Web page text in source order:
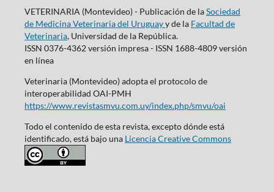
VETERINARIA (Montevideo) - Publicación de laSociedad
de Medicina Veterinaria del Uruguayy de la Facultad de
Veterinaria, Universidad de la República.
ISSN 0376-4362 versión impresa - ISSN 1688-4809 versión
en línea
Veterinaria (Montevideo) adopta el protocolo de
interoperabilidad OAI-PMH
https://www.revistasmvu.com.uy/index.php/smvu/oai
Todo el contenido de esta revista, excepto dónde está
identificado, está bajo una Licencia Creative Commons